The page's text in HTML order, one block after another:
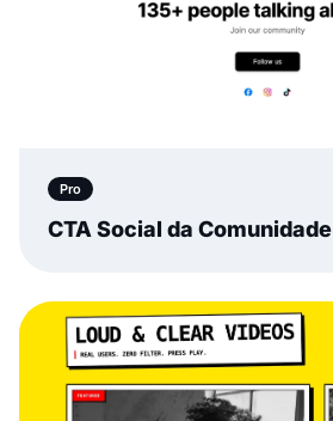
Pro
CTA Social da Comunidade